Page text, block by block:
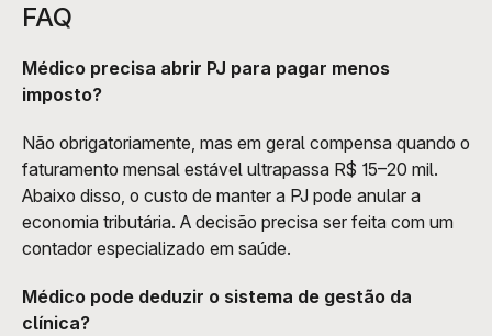
FAQ
Médico precisa abrir PJ para pagar menos
imposto?
Não obrigatoriamente, mas em geral compensa quando o
faturamento mensal estável ultrapassa R$ 15–20 mil.
Abaixo disso, o custo de manter a PJ pode anular a
economia tributária. A decisão precisa ser feita com um
contador especializado em saúde.
Médico pode deduzir o sistema de gestão da
clínica?